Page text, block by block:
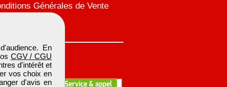
En
CGV / CGU
d'intérêt et
vos choix en
d'avis en
Générales de Vente